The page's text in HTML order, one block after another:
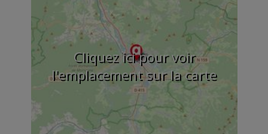
Cliquez ici pour voir
l'emplacement sur la carte